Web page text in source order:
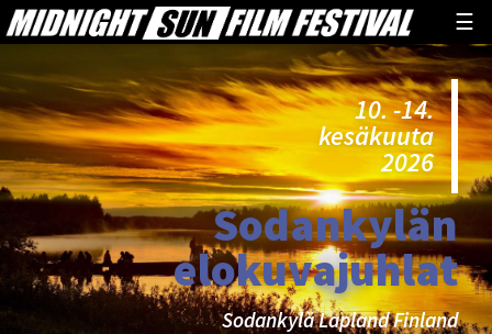
☰
10. -14.
kesäkuuta
2026
Sodankylän
elokuvajuhlat
Sodankylä Lapland Finland